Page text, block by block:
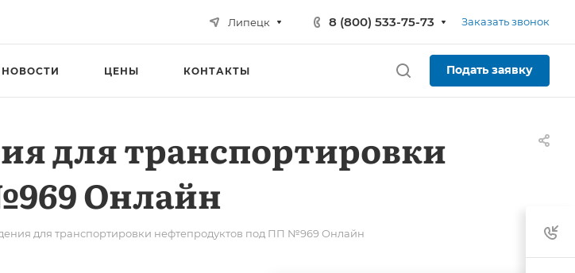
Липецк 8 (800) 533-75-73 Заказать звонок
НОВОСТИ ЦЕНЫ КОНТАКТЫ Подать заявку
для транспортировки
Онлайн
для транспортировки нефтепродуктов под ПП №969 Онлайн